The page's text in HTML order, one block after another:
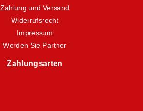
Zahlung und Versand
Widerrufsrecht
Impressum
Werden Sie Partner
Zahlungsarten